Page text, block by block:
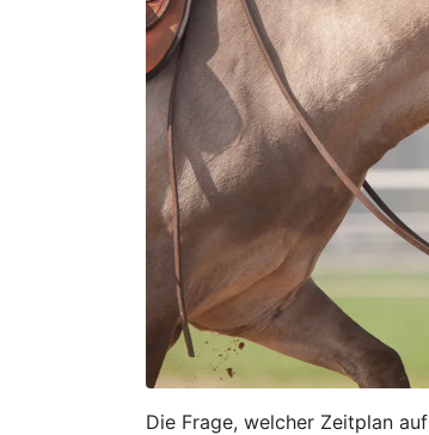
Die Frage, welcher Zeitplan